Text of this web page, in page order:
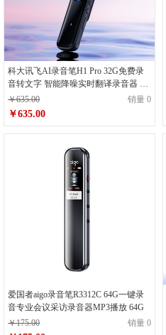
科大讯飞AI录音笔H1 Pro 32G免费录
音转文字 智能降噪实时翻译录音器 随
身小巧便携专业录音设备录音机
￥635.00 销量 0
￥635.00
爱国者aigo录音笔R3312C 64G一键录
音专业会议采访录音器MP3播放 64G
￥175.00
销量 0